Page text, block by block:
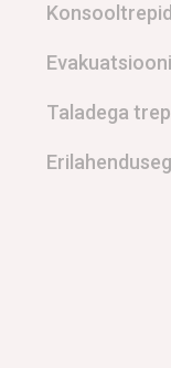
Konsooltrepid
Taladega